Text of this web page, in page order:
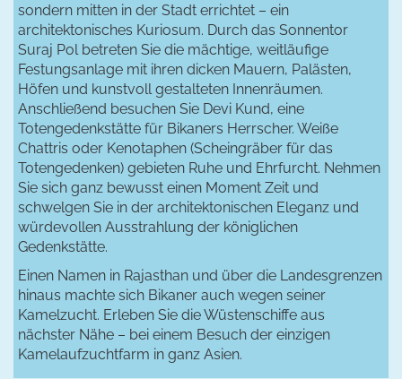
sondern mitten in der Stadt errichtet – ein
architektonisches Kuriosum. Durch das Sonnentor
Suraj Pol betreten Sie die mächtige, weitläufige
Festungsanlage mit ihren dicken Mauern, Palästen,
Höfen und kunstvoll gestalteten Innenräumen.
Anschließend besuchen Sie Devi Kund, eine
Totengedenkstätte für Bikaners Herrscher. Weiße
Chattris oder Kenotaphen (Scheingräber für das
Totengedenken) gebieten Ruhe und Ehrfurcht. Nehmen
Sie sich ganz bewusst einen Moment Zeit und
schwelgen Sie in der architektonischen Eleganz und
würdevollen Ausstrahlung der königlichen
Gedenkstätte.
Einen Namen in Rajasthan und über die Landesgrenzen
hinaus machte sich Bikaner auch wegen seiner
Kamelzucht. Erleben Sie die Wüstenschiffe aus
nächster Nähe – bei einem Besuch der einzigen
Kamelaufzuchtfarm in ganz Asien.